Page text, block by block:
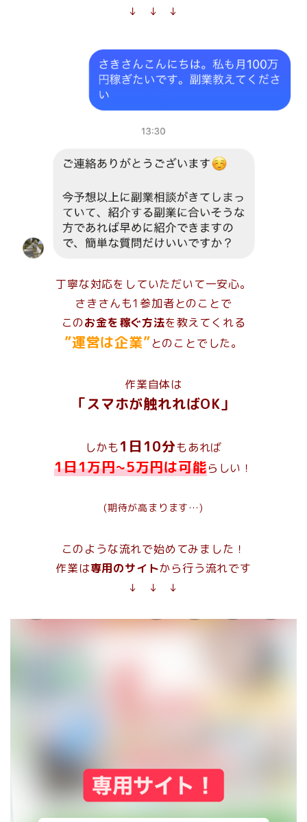
↓ ↓ ↓
丁寧な対応をしていただいて一安心。
さきさんも1参加者とのことで
このお金を稼ぐ方法を教えてくれる
”運営は企業”とのことでした。
作業自体は
「スマホが触れればOK」
しかも1日10分もあれば
1日1万円~5万円は可能らしい！
(期待が高まります…)
このような流れで始めてみました！
作業は専用のサイトから行う流れです
↓ ↓ ↓